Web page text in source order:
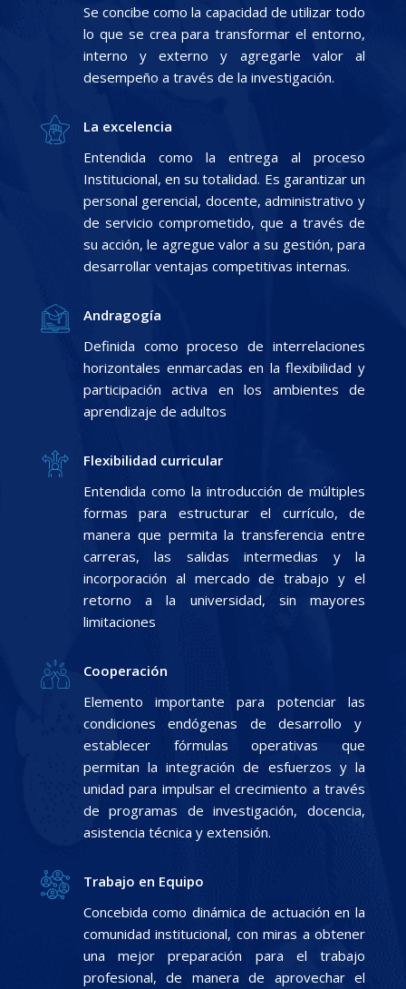
Se concibe como la capacidad de utilizar todo
lo que se crea para transformar el entorno,
interno y externo y agregarle valor al
desempeño a través de la investigación.
La excelencia
Entendida como la entrega al proceso
Institucional, en su totalidad. Es garantizar un
personal gerencial, docente, administrativo y
de servicio comprometido, que a través de
su acción, le agregue valor a su gestión, para
desarrollar ventajas competitivas internas.
Andragogía
Definida como proceso de interrelaciones
horizontales enmarcadas en la flexibilidad y
participación activa en los ambientes de
aprendizaje de adultos
Flexibilidad curricular
Entendida como la introducción de múltiples
formas para estructurar el currículo, de
manera que permita la transferencia entre
carreras, las salidas intermedias y la
incorporación al mercado de trabajo y el
retorno a la universidad, sin mayores
limitaciones
Cooperación
Elemento importante para potenciar las
condiciones endógenas de desarrollo y
establecer fórmulas operativas que
permitan la integración de esfuerzos y la
unidad para impulsar el crecimiento a través
de programas de investigación, docencia,
asistencia técnica y extensión.
Trabajo en Equipo
Concebida como dinámica de actuación en la
comunidad institucional, con miras a obtener
una mejor preparación para el trabajo
profesional, de manera de aprovechar el